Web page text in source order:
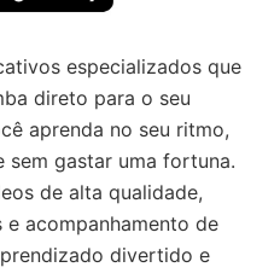
especializados que
direto para o seu
aprenda no seu ritmo,
gastar uma fortuna.
de alta qualidade,
acompanhamento de
divertido e